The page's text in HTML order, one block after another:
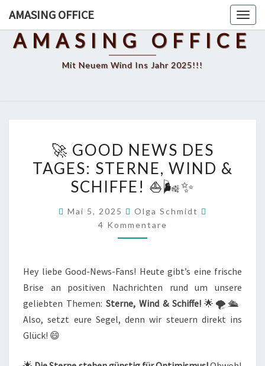
content
AMASING OFFICE
AMASING OFFICE
Mit Neuem Wind Ins Jahr 2025!!!
GOOD
NEWS
DES
STERNE,
✨
🚀 GOOD NEWS DES
TAGES: STERNE, WIND &
SCHIFFE! ⛵🌬️✨
Mai 5, 2025 Olga Schmidt
4 Kommentare
Hey liebe Good-News-Fans! Heute gibt’s eine frische
Brise an positiven Nachrichten rund um unsere
geliebten Themen: Sterne, Wind & Schiffe!🌟🌪️🛳️
Also, setzt eure Segel, denn wir steuern direkt ins
Glück! 😄